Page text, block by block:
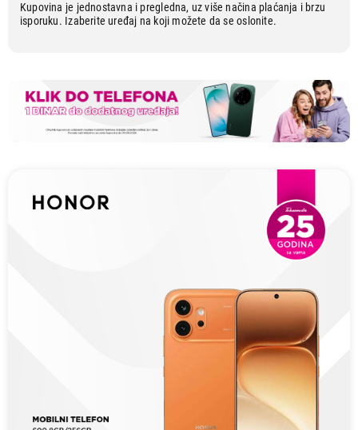
Kupovina je jednostavna i pregledna, uz više načina plaćanja i brzu
isporuku. Izaberite uređaj na koji možete da se oslonite.